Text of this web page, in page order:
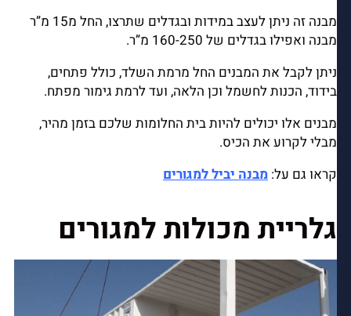
מבנה זה ניתן לעצב במידות ובגדלים שתרצו, החל מ15 מ”ר
מבנה ואפילו בגדלים של 160-250 מ”ר.
ניתן לקבל את המבנים החל מרמת השלד, כולל פתחים,
בידוד, הכנות לחשמל וכן הלאה, ועד לרמת גימור מפתח.
מבנים אלו יכולים להיות בית החלומות שלכם בזמן מהיר,
מבלי לקרוע את הכיס.
קראו גם על:מבנה יביל למגורים
גלריית מכולות למגורים